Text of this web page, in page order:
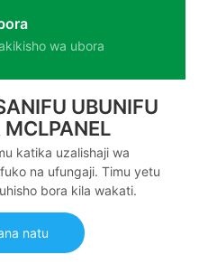
wa ubora
UBUNIFU
katika uzalishaji wa
na ufungaji. Timu yetu
bora kila wakati.
natu